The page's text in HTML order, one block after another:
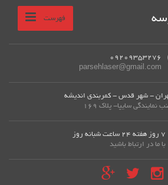
فهرست
09209353276
parsehlaser@gmail.com
- شهر قدس - کمربندی اندیشه
نمایندگی سایپا- پلاک 169
7 روز هفته 24 ساعت شبانه روز
با ما در ارتباط باشید